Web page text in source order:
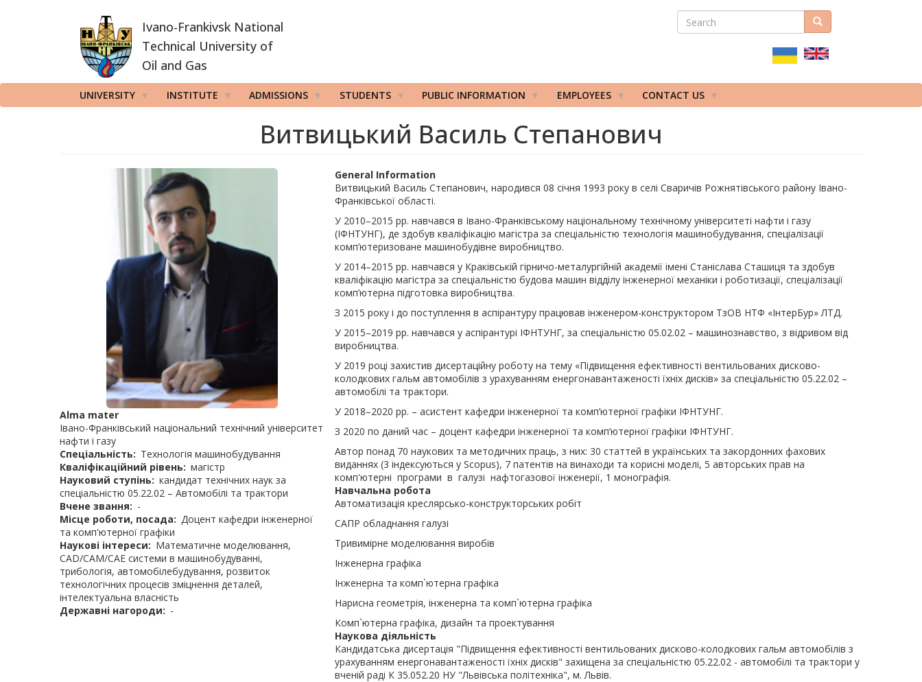
Ivano-Frankivsk National
Technical University of
Oil and Gas
ПОШУКОВА
SEARCH Search
UNIVERSITY INSTITUTE ADMISSIONS STUDENTS PUBLIC INFORMATION EMPLOYEES CONTACT US
Витвицький Василь Степанович
Alma mater
Івано-Франківський національний технічний університет
нафти і газу
Спеціальність
Технологія машинобудування
Кваліфікаційний рівень
магістр
Науковий ступінь
кандидат технічних наук за
спеціальністю 05.22.02 – Автомобілі та трактори
Вчене звання
-
Місце роботи, посада
Доцент кафедри інженерної
та комп'ютерної графіки
Наукові інтереси
Математичне моделювання,
СAD/CAM/CAE системи в машинобудуванні,
трибологія, автомобілебудування, розвиток
технологічних процесів зміцнення деталей,
інтелектуальна власність
Державні нагороди
-
General Information
Витвицький Василь Степанович, народився 08 січня 1993 року в селі Сваричів Рожнятівського району Івано-
Франківської області.
У 2010–2015 рр. навчався в Івано-Франківському національному технічному університеті нафти і газу
(ІФНТУНГ), де здобув кваліфікацію магістра за спеціальністю технологія машинобудування, спеціалізації
комп’ютеризоване машинобудівне виробництво.
У 2014–2015 рр. навчався у Краківській гірничо-металургійній академії імені Станіслава Сташиця та здобув
кваліфікацію магістра за спеціальністю будова машин відділу інженерної механіки і роботизації, спеціалізації
комп’ютерна підготовка виробництва.
З 2015 року і до поступлення в аспірантуру працював інженером-конструктором ТзОВ НТФ «ІнтерБур» ЛТД.
У 2015–2019 рр. навчався у аспірантурі ІФНТУНГ, за спеціальністю 05.02.02 – машинознавство, з відривом від
виробництва.
У 2019 році захистив дисертаційну роботу на тему «Підвищення ефективності вентильованих дисково-
колодкових гальм автомобілів з урахуванням енергонавантаженості їхніх дисків» за спеціальністю 05.22.02 –
автомобілі та трактори.
У 2018–2020 рр. – асистент кафедри інженерної та комп’ютерної графіки ІФНТУНГ.
З 2020 по даний час – доцент кафедри інженерної та комп’ютерної графіки ІФНТУНГ.
Автор понад 70 наукових та методичних праць, з них: 30 статтей в українських та закордонних фахових
виданнях (3 індексуються у Scopus), 7 патентів на винаходи та корисні моделі, 5 авторських прав на
комп'ютерні програми в галузі нафтогазової інженерії, 1 монографія.
Навчальна робота
Автоматизація креслярсько-конструкторських робіт
САПР обладнання галузі
Тривимірне моделювання виробів
Інженерна графіка
Інженерна та комп`ютерна графіка
Нарисна геометрія, інженерна та комп`ютерна графіка
Комп`ютерна графіка, дизайн та проектування
Наукова діяльність
Кандидатська дисертація "Підвищення ефективності вентильованих дисково-колодкових гальм автомобілів з
урахуванням енергонавантаженості їхніх дисків" захищена за спеціальністю 05.22.02 - автомобілі та трактори у
вченій раді К 35.052.20 НУ "Львівська політехніка", м. Львів.